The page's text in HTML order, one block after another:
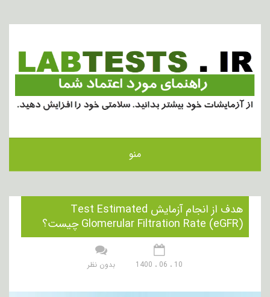
منو
هدف از انجام آزمایش Test Estimated
Glomerular Filtration Rate (eGFR) چیست؟
10 ، 06 ، 1400 بدون نظر